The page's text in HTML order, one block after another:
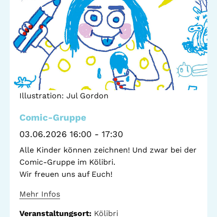
Standorte
Gemeinwesenarbeit
Raumvermietung
Auszeichnungen
Jobs + Praktika
Förderer
Leseförderung
Ferienprogramm
Beratung +
Unterstützung
ADEBAR
Illustration: Jul Gordon
Comic-Gruppe
03.06.2026 16:00 - 17:30
Alle Kinder können zeichnen! Und zwar bei der
Comic-Gruppe im Kölibri.
Wir freuen uns auf Euch!
Mehr Infos
Veranstaltungsort: Kölibri